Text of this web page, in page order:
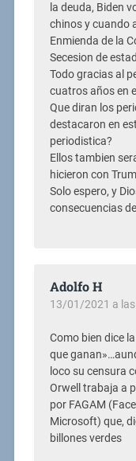
la deuda, Biden
chinos y cuando
Enmienda de la
Secesion de
Todo gracias al
cuatros años en
Que diran los
destacaron en
periodistica?
Ellos tambien
hicieron con
Solo espero, y
consecuencias
Adolfo H
13/01/2021 a las
Como bien dice
que
loco su censura
Orwell trabaja a
por FAGAM
Microsoft) que,
billones verdes